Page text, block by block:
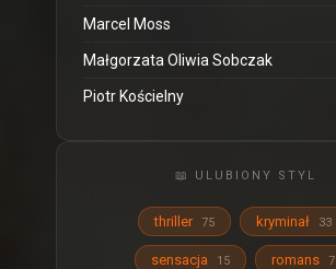
Marcel Moss
Małgorzata Oliwia Sobczak
Piotr Kościelny
📖 ULUBIONY STYL
thriller 75 kryminał 33
sensacja 15 romans 7